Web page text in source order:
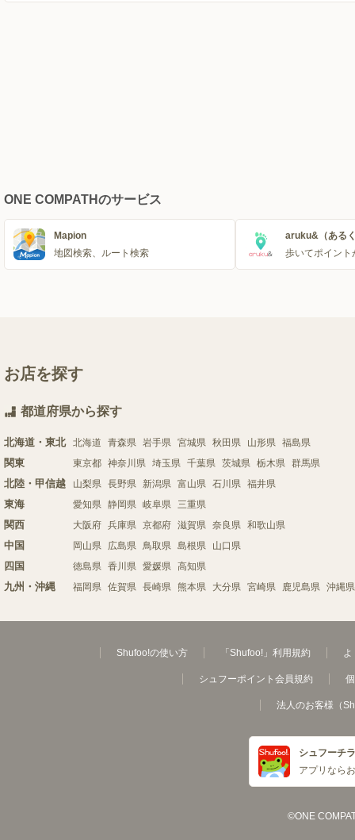
ONE COMPATHのサービス
Mapion
地図検索、ルート検索
aruku&（ある
歩いてポイント
お店を探す
都道府県から探す
北海道・東北 北海道 青森県 岩手県 宮城県 秋田県 山形県 福島県
関東 東京都 神奈川県 埼玉県 千葉県 茨城県 栃木県 群馬県
北陸・甲信越 山梨県 長野県 新潟県 富山県 石川県 福井県
東海 愛知県 静岡県 岐阜県 三重県
関西 大阪府 兵庫県 京都府 滋賀県 奈良県 和歌山県
中国 岡山県 広島県 鳥取県 島根県 山口県
四国 徳島県 香川県 愛媛県 高知県
九州・沖縄 福岡県 佐賀県 長崎県 熊本県 大分県 宮崎県 鹿児島県 沖縄県
Shufoo!の使い方 「Shufoo!」利用規約 よ
シュフーポイント会員規約
法人のお客様（
シュフーチ
アプリなら
©ONE